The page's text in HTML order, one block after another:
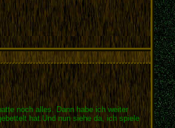
noch alles. Dann habe ich weiter
hat.Und nun siehe da, ich spiele